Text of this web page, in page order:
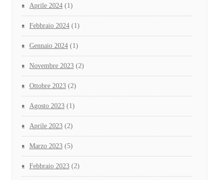
Aprile 2024 (1)
Febbraio 2024 (1)
Gennaio 2024 (1)
Novembre 2023 (2)
Ottobre 2023 (2)
Agosto 2023 (1)
Aprile 2023 (2)
Marzo 2023 (5)
Febbraio 2023 (2)